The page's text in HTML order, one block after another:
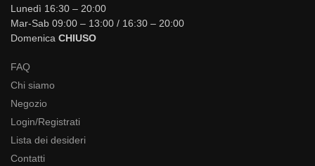
Lunedì 16:30 – 20:00
Mar-Sab 09:00 – 13:00 / 16:30 – 20:00
Domenica CHIUSO
FAQ
Chi siamo
Negozio
Login/Registrati
Lista dei desideri
Contatti